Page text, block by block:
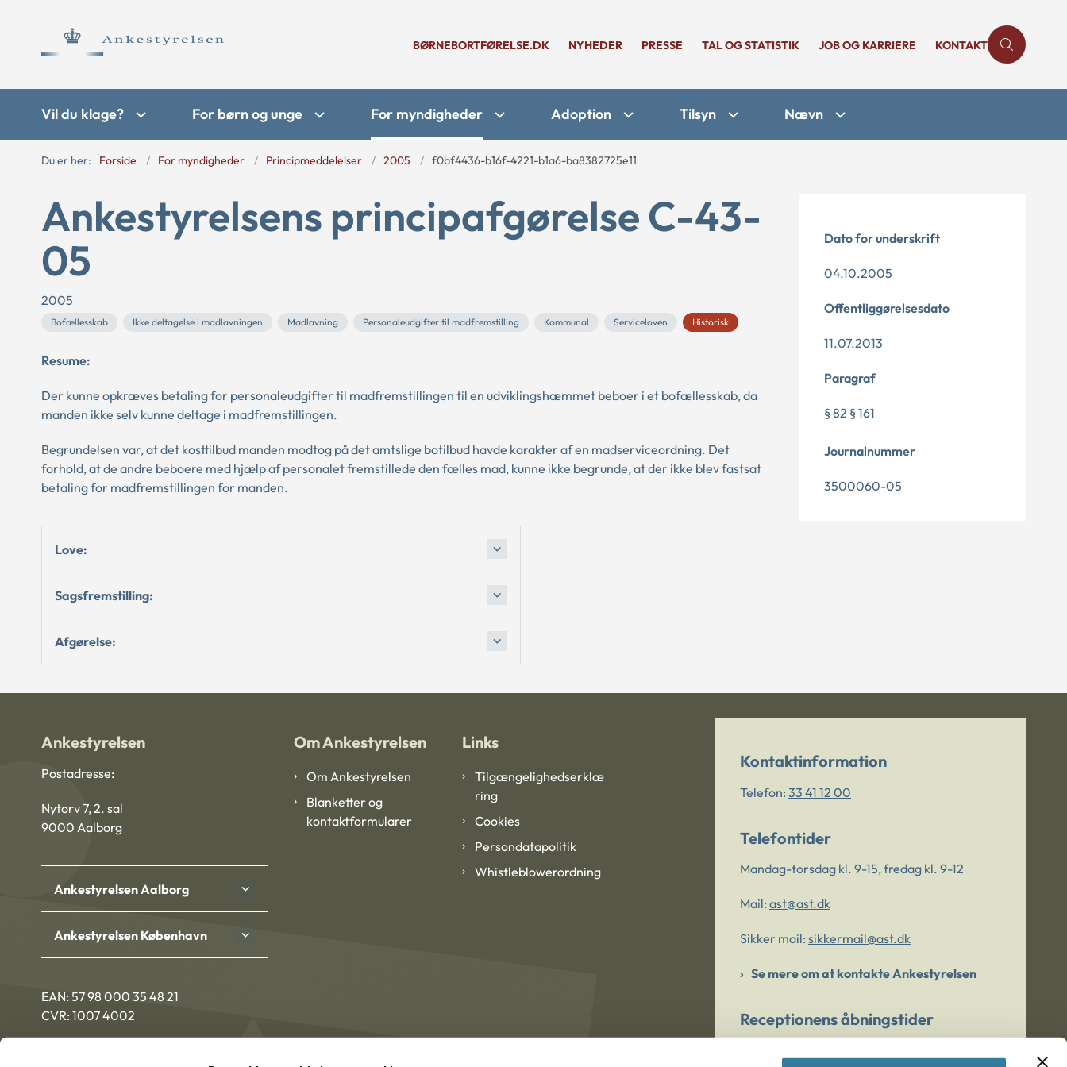
BØRNEBORTFØRELSE.DK NYHEDER PRESSE TAL OG STATISTIK JOB OG KARRIERE KONTAKT
Vil du klage? For børn og unge For myndigheder Adoption Tilsyn Nævn
Du er her: Forside For myndigheder Principmeddelelser 2005 f0bf4436-b16f-4221-b1a6-ba8382725e11
Ankestyrelsens principafgørelse C-43-
05
2005
Bofællesskab Ikke deltagelse i madlavningen Madlavning Personaleudgifter til madfremstilling Kommunal Serviceloven Historisk
Resume:
Der kunne opkræves betaling for personaleudgifter til madfremstillingen til en udviklingshæmmet beboer i et bofællesskab, da
manden ikke selv kunne deltage i madfremstillingen.
Begrundelsen var, at det kosttilbud manden modtog på det amtslige botilbud havde karakter af en madserviceordning. Det
forhold, at de andre beboere med hjælp af personalet fremstillede den fælles mad, kunne ikke begrunde, at der ikke blev fastsat
betaling for madfremstillingen for manden.
Love:
Sagsfremstilling:
Afgørelse:
Dato for underskrift
04.10.2005
Offentliggørelsesdato
11.07.2013
Paragraf
§ 82 § 161
Journalnummer
3500060-05
Ankestyrelsen
Postadresse:
Nytorv 7, 2. sal
9000 Aalborg
Ankestyrelsen Aalborg
Ankestyrelsen København
EAN: 57 98 000 35 48 21
CVR: 1007 4002
Om Ankestyrelsen
Om Ankestyrelsen
Blanketter og
kontaktformularer
Links
Tilgængelighedserklæ
ring
Cookies
Persondatapolitik
Whistleblowerordning
Kontaktinformation
Telefon: 33 41 12 00
Telefontider
Mandag-torsdag kl. 9-15, fredag kl. 9-12
Mail: ast@ast.dk
Sikker mail: sikkermail@ast.dk
Se mere om at kontakte Ankestyrelsen
Receptionens åbningstider